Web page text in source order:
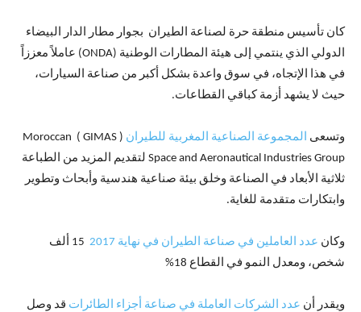
كان تأسيس منطقة حرة لصناعة الطيران بجوار مطار الدار البيضاء
الدولي الذي ينتمي إلى هيئة المطارات الوطنية (ONDA) عاملاً معززاً
في هذا الإتجاه، في سوق واعدة بشكل أكبر من صناعة السيارات،
حيث لا يشهد أزمة كباقي القطاعات.
وتسعى المجموعة الصناعية المغربية للطيران
( GIMAS ) Moroccan
Space and Aeronautical Industries Group لتقديم المزيد من الطباعة
ثلاثية الأبعاد في الصناعة وخلق بيئة صناعية هندسية وأبحاث وتطوير
وابتكارات متقدمة للغاية.
وكان عدد العاملين في صناعة الطيران في نهاية 2017
15 ألف
شخص، ومعدل النمو في القطاع 18%
ويقدر أن عدد الشركات العاملة في صناعة أجزاء الطائرات قد وصل